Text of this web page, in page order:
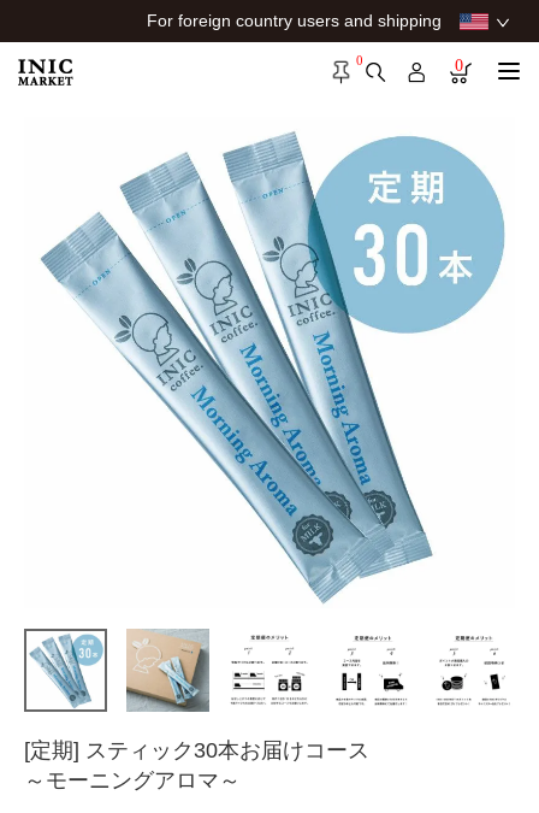
For foreign country users and shipping
0 0
[定期] スティック30本お届けコース
～モーニングアロマ～